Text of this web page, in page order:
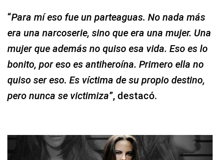
“Para mí eso fue un parteaguas. No nada más
era una narcoserie, sino que era una mujer. Una
mujer que además no quiso esa vida. Eso es lo
bonito, por eso es antiheroína. Primero ella no
quiso ser eso. Es víctima de su propio destino,
pero nunca se victimiza”, destacó.